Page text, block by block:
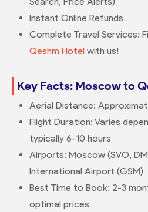
Instant Online Refunds
Complete Travel Services:
Qeshm Hotelwith us!
Key Facts: Moscow to
Aerial Distance:
Flight Duration: Varies
typically 6-10 hours
Airports: Moscow (SVO,
International Airport (GSM)
Best Time to Book: 2-3
optimal prices